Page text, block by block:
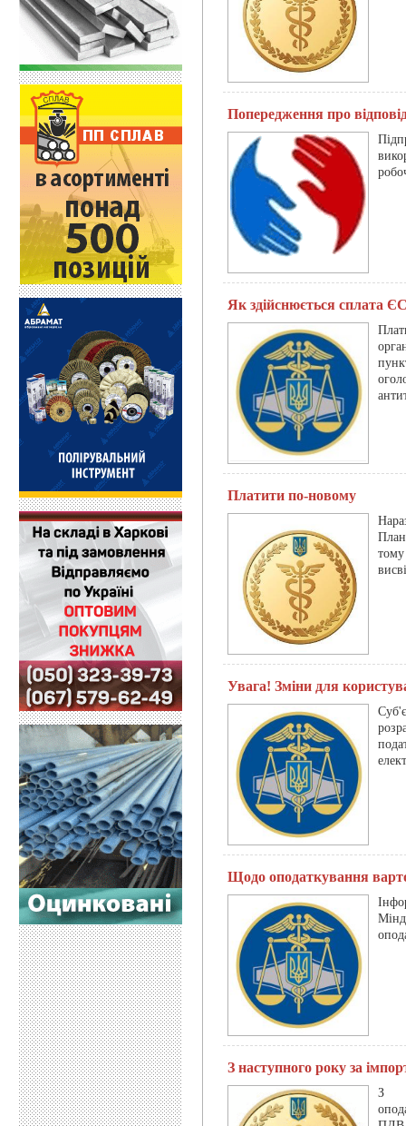
Попередження про
Як здійснюється сплата
Платити по-новому
Увага! Зміни для
Щодо оподаткування
З наступного року за
З